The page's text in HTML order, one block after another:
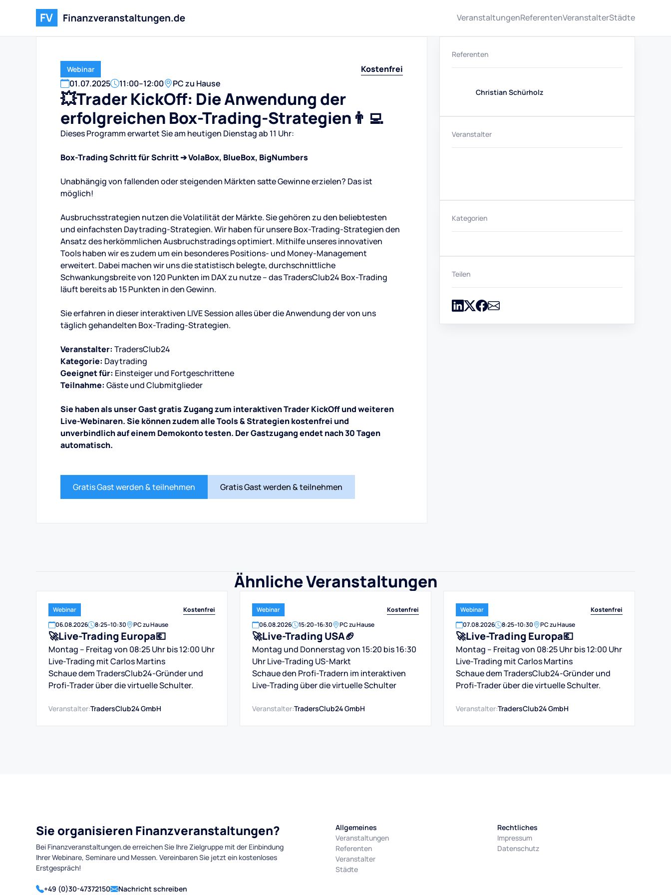
VeranstaltungenReferentenVeranstalterStädte
Webinar
Kostenfrei
01.07.2025 11:00–12:00 PC zu Hause
💥Trader KickOff: Die Anwendung der
erfolgreichen Box-Trading-Strategien👨‍💻
Dieses Programm erwartet Sie am heutigen Dienstag ab 11 Uhr:
Box-Trading Schritt für Schritt ➔ VolaBox, BlueBox, BigNumbers
Unabhängig von fallenden oder steigenden Märkten satte Gewinne erzielen? Das ist
möglich!
Ausbruchsstrategien nutzen die Volatilität der Märkte. Sie gehören zu den beliebtesten
und einfachsten Daytrading-Strategien. Wir haben für unsere Box-Trading-Strategien den
Ansatz des herkömmlichen Ausbruchstradings optimiert. Mithilfe unseres innovativen
Tools haben wir es zudem um ein besonderes Positions- und Money-Management
erweitert. Dabei machen wir uns die statistisch belegte, durchschnittliche
Schwankungsbreite von 120 Punkten im DAX zu nutze – das TradersClub24 Box-Trading
läuft bereits ab 15 Punkten in den Gewinn.
Sie erfahren in dieser interaktiven LIVE Session alles über die Anwendung der von uns
täglich gehandelten Box-Trading-Strategien.
Veranstalter: TradersClub24
Kategorie: Daytrading
Geeignet für: Einsteiger und Fortgeschrittene
Teilnahme: Gäste und Clubmitglieder
Sie haben als unser Gast gratis Zugang zum interaktiven Trader KickOff und weiteren
Live-Webinaren. Sie können zudem alle Tools & Strategien kostenfrei und
unverbindlich auf einem Demokonto testen. Der Gastzugang endet nach 30 Tagen
automatisch.
Gratis Gast werden & teilnehmen Gratis Gast werden & teilnehmen
Referenten
Christian Schürholz
Veranstalter
Kategorien
Teilen
Ähnliche Veranstaltungen
Webinar
Kostenfrei
06.08.2026 8:25–10:30 PC zu Hause
🚀Live-Trading Europa💶
Montag – Freitag von 08:25 Uhr bis 12:00 Uhr
Live-Trading mit Carlos Martins
Schaue dem TradersClub24-Gründer und
Profi-Trader über die virtuelle Schulter.
Veranstalter:TradersClub24 GmbH
Webinar
Kostenfrei
06.08.2026 15:20–16:30 PC zu Hause
🚀Live-Trading USA🏈
Montag und Donnerstag von 15:20 bis 16:30
Uhr Live-Trading US-Markt
Schaue den Profi-Tradern im interaktiven
Live-Trading über die virtuelle Schulter
Veranstalter:TradersClub24 GmbH
Webinar
Kostenfrei
07.08.2026 8:25–10:30 PC zu Hause
🚀Live-Trading Europa💶
Montag – Freitag von 08:25 Uhr bis 12:00 Uhr
Live-Trading mit Carlos Martins
Schaue dem TradersClub24-Gründer und
Profi-Trader über die virtuelle Schulter.
Veranstalter:TradersClub24 GmbH
Sie organisieren Finanzveranstaltungen?
Bei Finanzveranstaltungen.de erreichen Sie Ihre Zielgruppe mit der Einbindung
Ihrer Webinare, Seminare und Messen. Vereinbaren Sie jetzt ein kostenloses
Erstgespräch!
+49 (0)30-47372150 Nachricht schreiben
Allgemeines
Veranstaltungen
Referenten
Veranstalter
Städte
Rechtliches
Impressum
Datenschutz